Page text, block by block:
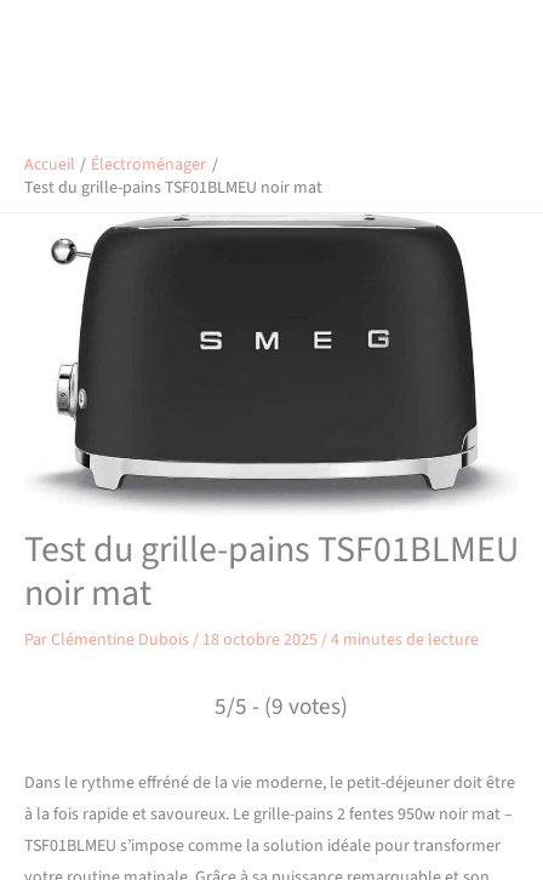
Accueil
Électroménager
Test du grille-pains TSF01BLMEU noir mat
Test du grille-pains TSF01BLMEU
noir mat
ParClémentine Dubois/ 18 octobre 2025/4 minutes de lecture
5/5 - (9 votes)
Dans le rythme effréné de la vie moderne, le petit-déjeuner doit être
à la fois rapide et savoureux. Le grille-pains 2 fentes 950w noir mat –
TSF01BLMEU s’impose comme la solution idéale pour transformer